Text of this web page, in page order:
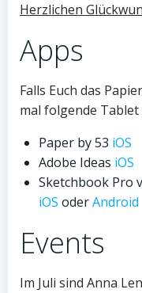
Herzlichen
Apps
Falls Euch das
mal folgende Tablet
Paper by 53 iOS
Adobe Ideas iOS
Sketchbook Pro
iOS oderAndroid
Events
Im Juli sind Anna